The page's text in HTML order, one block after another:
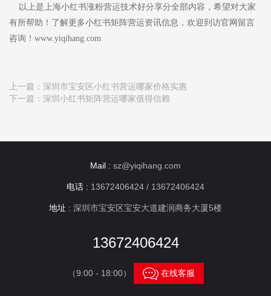
以上是上海小红书涨粉营运技术好分享分全部内容，希望对大家
有所帮助！了解更多小红书矩阵营运资讯信息，欢迎到访官网留言
咨询！www.yiqihang.com
上一篇： 深圳市宝安区小红书营运哪家价格实惠
下一篇： 深圳小红书矩阵营运哪家值得信赖
Mail : sz@yiqihang.com
电话 : 13672406424 / 13672406424
地址 : 深圳市宝安区宝安大道建润商务大厦5楼
13672406424
（9:00 - 18:00） 在线客服